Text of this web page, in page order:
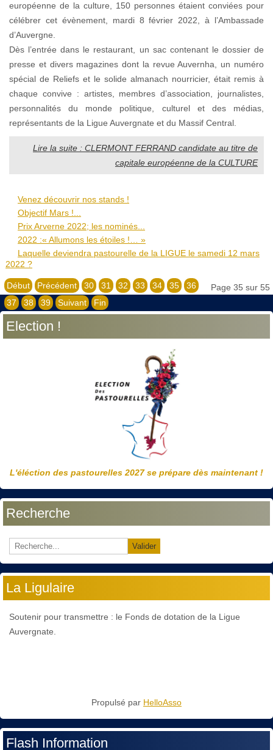
européenne de la culture, 150 personnes étaient conviées pour
célébrer cet évènement, mardi 8 février 2022, à l’Ambassade
d’Auvergne.
Dès l’entrée dans le restaurant, un sac contenant le dossier de
presse et divers magazines dont la revue Auvernha, un numéro
spécial de Reliefs et le solide almanach nourricier, était remis à
chaque convive : artistes, membres d’association, journalistes,
personnalités du monde politique, culturel et des médias,
représentants de la Ligue Auvergnate et du Massif Central.
Lire la suite : CLERMONT FERRAND candidate au titre de
capitale européenne de la CULTURE
Venez découvrir nos stands !
Objectif Mars !...
Prix Arverne 2022; les nominés...
2022 :« Allumons les étoiles !… »
Laquelle deviendra pastourelle de la LIGUE le samedi 12 mars
2022 ?
Page 35 sur 55
Début Précédent 30 31 32 33 34 35
36
37
38 39 Suivant Fin
Election !
L'éléction des pastourelles 2027 se prépare dès maintenant !
Recherche
Valider
La Ligulaire
Soutenir pour transmettre : le Fonds de dotation de la Ligue
Auvergnate.
Propulsé par HelloAsso
Flash Information